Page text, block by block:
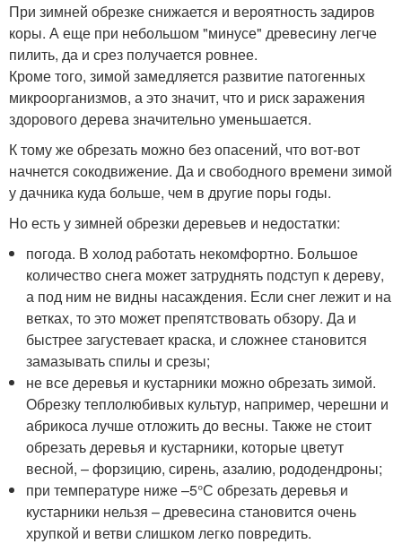
При зимней обрезке снижается и вероятность задиров
коры. А еще при небольшом "минусе" древесину легче
пилить, да и срез получается ровнее.
Кроме того, зимой замедляется развитие патогенных
микроорганизмов, а это значит, что и риск заражения
здорового дерева значительно уменьшается.
К тому же обрезать можно без опасений, что вот-вот
начнется сокодвижение. Да и свободного времени зимой
у дачника куда больше, чем в другие поры годы.
Но есть у зимней обрезки деревьев и недостатки:
погода. В холод работать некомфортно. Большое
количество снега может затруднять подступ к дереву,
а под ним не видны насаждения. Если снег лежит и на
ветках, то это может препятствовать обзору. Да и
быстрее загустевает краска, и сложнее становится
замазывать спилы и срезы;
не все деревья и кустарники можно обрезать зимой.
Обрезку теплолюбивых культур, например, черешни и
абрикоса лучше отложить до весны. Также не стоит
обрезать деревья и кустарники, которые цветут
весной, – форзицию, сирень, азалию, рододендроны;
при температуре ниже –5°С обрезать деревья и
кустарники нельзя – древесина становится очень
хрупкой и ветви слишком легко повредить.